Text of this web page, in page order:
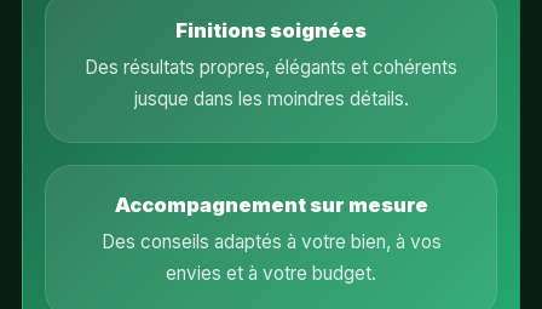
Finitions soignées
Des résultats propres, élégants et cohérents
jusque dans les moindres détails.
Accompagnement sur mesure
Des conseils adaptés à votre bien, à vos
envies et à votre budget.